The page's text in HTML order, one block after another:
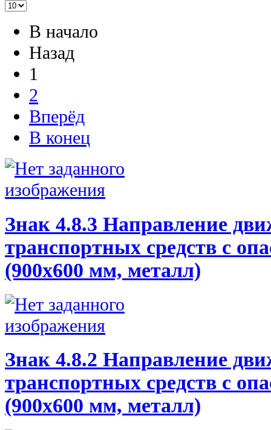
В начало
Назад
1
2
Вперёд
В конец
Знак 4.8.3 Направление
транспортных средств с
(900х600 мм, металл)
Знак 4.8.2 Направление
транспортных средств с
(900х600 мм, металл)